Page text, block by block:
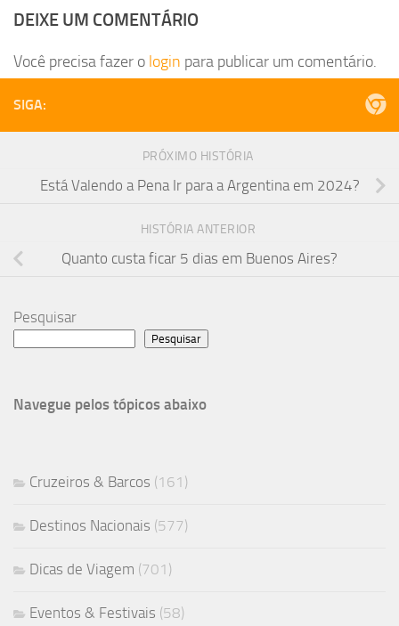
DEIXE UM COMENTÁRIO
Você precisa fazer o login para publicar um comentário.
SIGA:
PRÓXIMO HISTÓRIA
Está Valendo a Pena Ir para a Argentina em 2024?
HISTÓRIA ANTERIOR
Quanto custa ficar 5 dias em Buenos Aires?
Pesquisar
Pesquisar
Navegue pelos tópicos abaixo
Cruzeiros & Barcos (161)
Destinos Nacionais (577)
Dicas de Viagem (701)
Eventos & Festivais (58)